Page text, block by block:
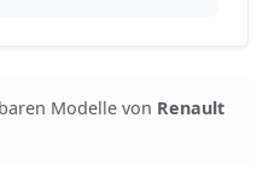
Modelle von Renault